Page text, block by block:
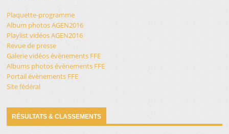
Plaquette-programme
Album photos AGEN2016
Playlist vidéos AGEN2016
Revue de presse
Galerie vidéos évènements FFE
Albums photos évènements FFE
Portail évènements FFE
Site fédéral
RÉSULTATS & CLASSEMENTS